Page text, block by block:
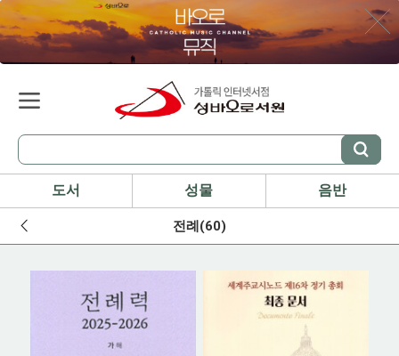
도서 성물 음반
전례(60)